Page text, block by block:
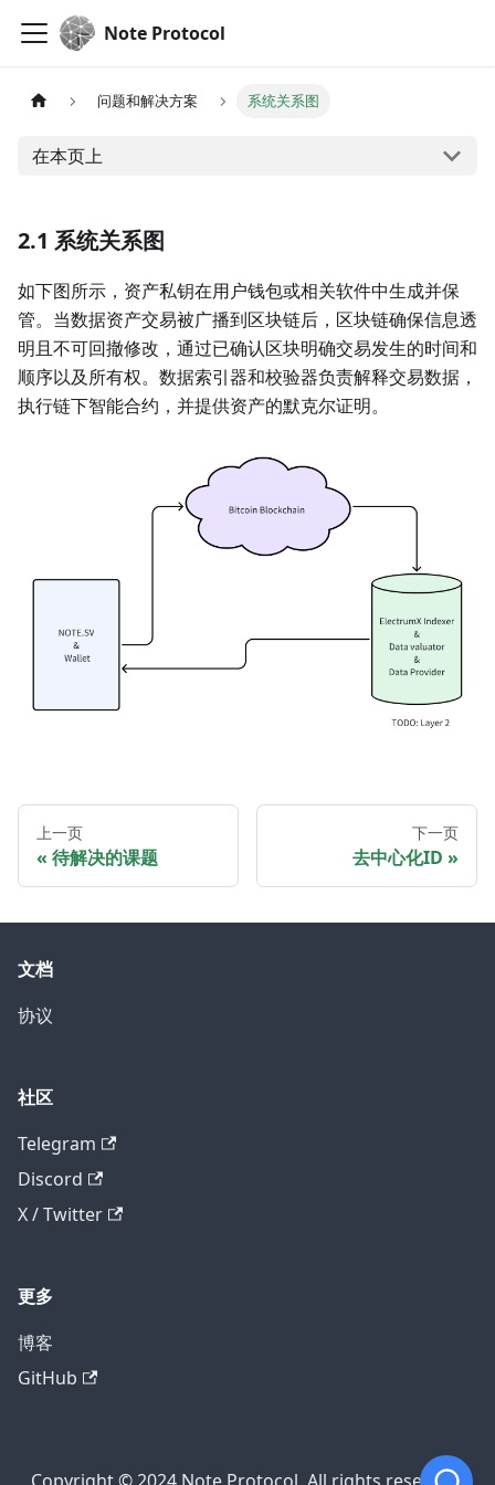
Note Protocol
问题和解决方案 系统关系图
在本页上
2.1 系统关系图
如下图所示，资产私钥在用户钱包或相关软件中生成并保
管。当数据资产交易被广播到区块链后，区块链确保信息透
明且不可回撤修改，通过已确认区块明确交易发生的时间和
顺序以及所有权。数据索引器和校验器负责解释交易数据，
执行链下智能合约，并提供资产的默克尔证明。
上一页
待解决的课题
下一页
去中心化ID
文档
协议
社区
Telegram
Discord
X / Twitter
更多
博客
GitHub